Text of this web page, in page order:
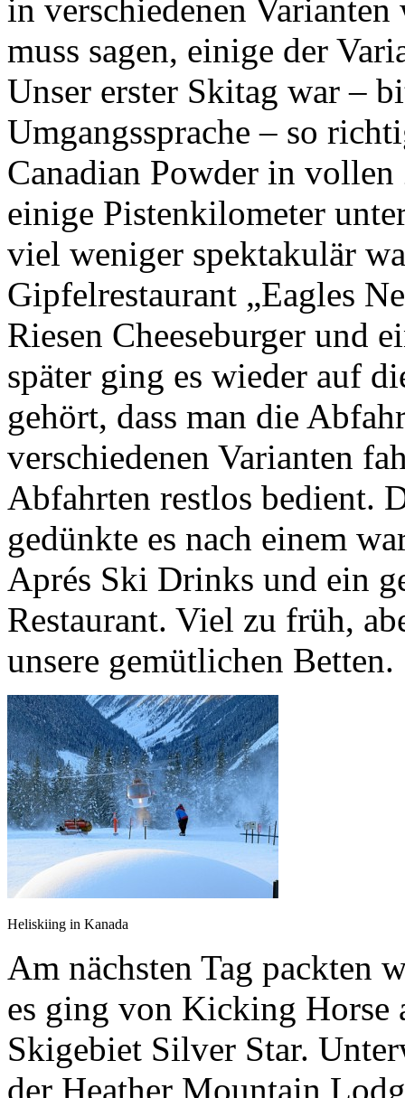
in verschiedenen
muss sagen, einige der
Unser erster Skitag war –
Umgangssprache – so
Canadian Powder in vollen
einige Pistenkilometer
viel weniger spektakulär
Gipfelrestaurant „Eagles
Riesen Cheeseburger und
später ging es wieder auf
gehört, dass man die
verschiedenen Varianten
Abfahrten restlos bedient.
gedünkte es nach einem
Aprés Ski Drinks und ein
Restaurant. Viel zu früh,
unsere gemütlichen Betten.
Heliskiing in Kanada
Am nächsten Tag packten
es ging von Kicking Horse
Skigebiet Silver Star.
der Heather Mountain